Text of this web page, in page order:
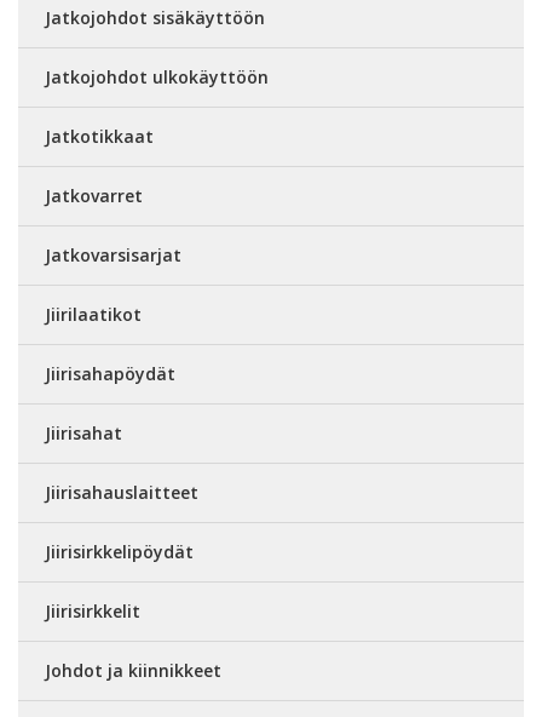
Jatkojohdot sisäkäyttöön
Jatkojohdot ulkokäyttöön
Jatkotikkaat
Jatkovarret
Jatkovarsisarjat
Jiirilaatikot
Jiirisahapöydät
Jiirisahat
Jiirisahauslaitteet
Jiirisirkkelipöydät
Jiirisirkkelit
Johdot ja kiinnikkeet